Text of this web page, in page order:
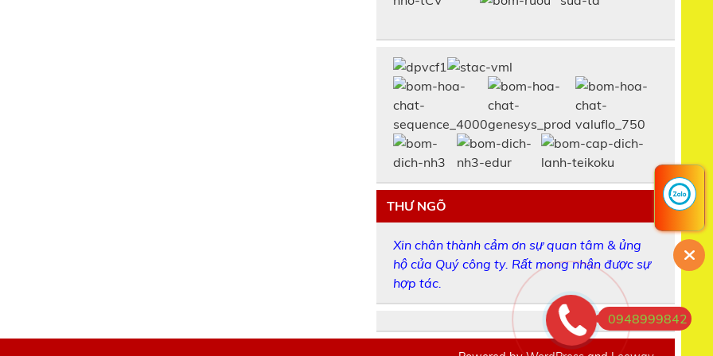
THƯ NGÕ
Xin chân thành cảm ơn sự quan tâm & ủng
hộ của Quý công ty. Rất mong nhận được sự
hợp tác.
0948999842